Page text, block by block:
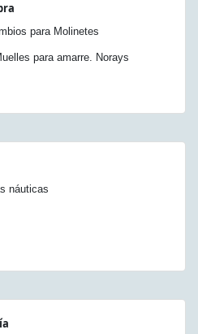
para Molinetes
para amarre. Norays
náuticas